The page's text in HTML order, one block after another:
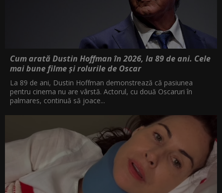
Cum arată Dustin Hoffman în 2026, la 89 de ani. Cele
mai bune filme și rolurile de Oscar
La 89 de ani, Dustin Hoffman demonstrează că pasiunea
pentru cinema nu are vârstă. Actorul, cu două Oscaruri în
palmares, continuă să joace...